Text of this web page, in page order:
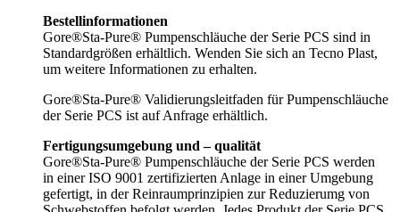
Bestellinformationen
Gore®Sta-Pure® Pumpenschläuche der Serie PCS sind in
Standardgrößen erhältlich. Wenden Sie sich an Tecno Plast,
um weitere Informationen zu erhalten.
Gore®Sta-Pure® Validierungsleitfaden für Pumpenschläuche
der Serie PCS ist auf Anfrage erhältlich.
Fertigungsumgebung und – qualität
Gore®Sta-Pure® Pumpenschläuche der Serie PCS werden
in einer ISO 9001 zertifizierten Anlage in einer Umgebung
gefertigt, in der Reinraumprinzipien zur Reduzierumg von